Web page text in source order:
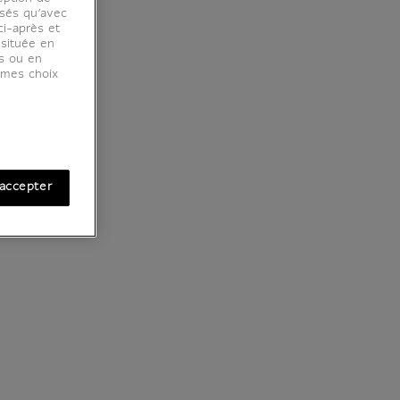
qu’avec
après et
en
ou en
choix